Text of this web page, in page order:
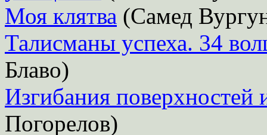
Моя клятва (Самед
Талисманы успеха. 34
Блаво)
Изгибания поверхностей
Погорелов)